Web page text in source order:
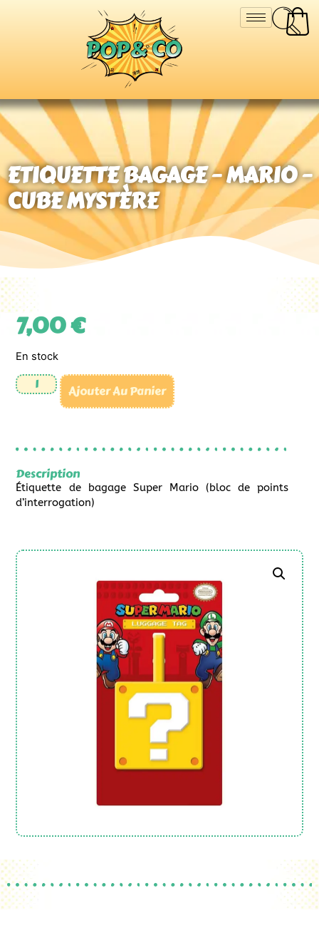
ETIQUETTE BAGAGE – MARIO –
CUBE MYSTÈRE
7,00€
En stock
Ajouter Au Panier
Description
Étiquette de bagage Super Mario (bloc de points
d’interrogation)